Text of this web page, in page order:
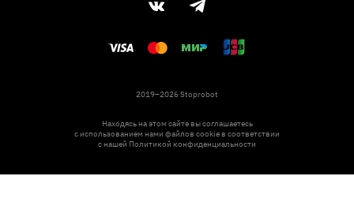
2019–2026 Stoprobot
Находясь на этом сайте вы соглашаетесь
с использованием нами файлов cookie в соответствии
с нашей Политикой конфиденциальности